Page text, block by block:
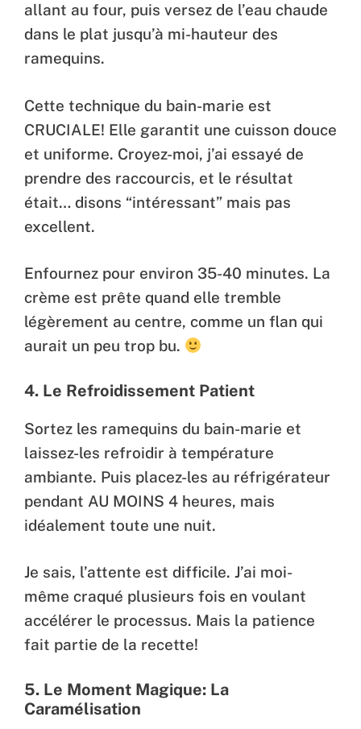
allant au four, puis versez de l’eau chaude
dans le plat jusqu’à mi-hauteur des
ramequins.
Cette technique du bain-marie est
CRUCIALE! Elle garantit une cuisson douce
et uniforme. Croyez-moi, j’ai essayé de
prendre des raccourcis, et le résultat
était… disons “intéressant” mais pas
excellent.
Enfournez pour environ 35-40 minutes. La
crème est prête quand elle tremble
légèrement au centre, comme un flan qui
aurait un peu trop bu.
4. Le Refroidissement Patient
Sortez les ramequins du bain-marie et
laissez-les refroidir à température
ambiante. Puis placez-les au réfrigérateur
pendant AU MOINS 4 heures, mais
idéalement toute une nuit.
Je sais, l’attente est difficile. J’ai moi-
même craqué plusieurs fois en voulant
accélérer le processus. Mais la patience
fait partie de la recette!
5. Le Moment Magique: La
Caramélisation